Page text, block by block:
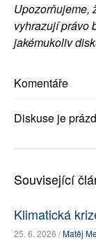
Upozorňujeme,
vyhrazují právo
jakémukoliv
Komentáře
Diskuse je
Související
Klimatická
25. 6. 2026 /Matěj